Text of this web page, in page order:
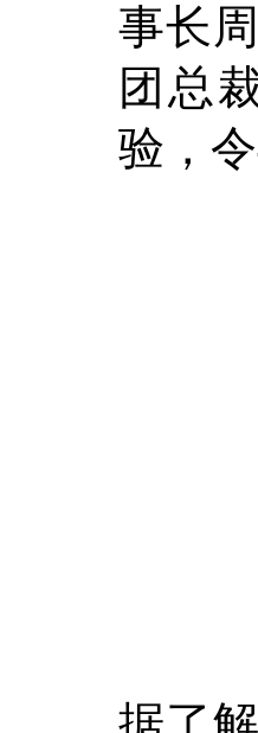
事长
团总
验，